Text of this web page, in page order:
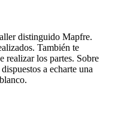
distinguido Mapfre.
También te
realizar los partes. Sobre
a echarte una